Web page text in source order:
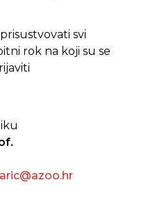
svi
rok na koji su se